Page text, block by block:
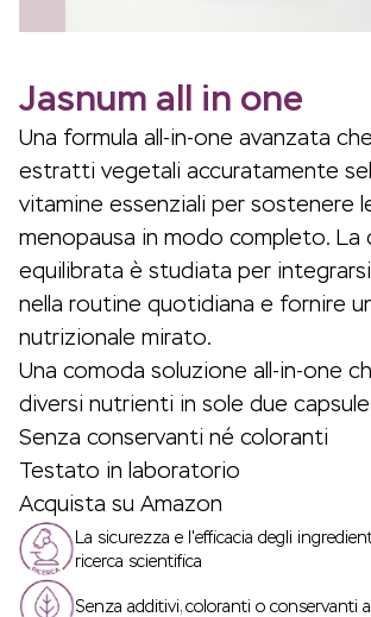
Jasnum all in one
Una formula all-in-one avanzata
estratti vegetali accuratamente
vitamine essenziali per sostenere
menopausa in modo completo. La
equilibrata è studiata per
nella routine quotidiana e fornire
nutrizionale mirato.
Una comoda soluzione all-in-one
diversi nutrienti in sole due
Senza conservanti né coloranti
Testato in laboratorio
Acquista su Amazon
La sicurezza e l'efficacia degli
ricerca scientifica
Senza additivi, coloranti o conservanti